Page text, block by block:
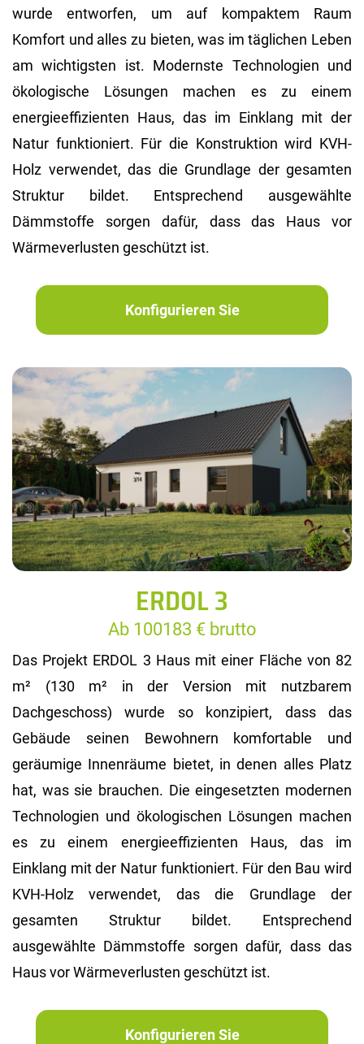
wurde entworfen, um auf kompaktem Raum
Komfort und alles zu bieten, was im täglichen Leben
am wichtigsten ist. Modernste Technologien und
ökologische Lösungen machen es zu einem
energieeffizienten Haus, das im Einklang mit der
Natur funktioniert. Für die Konstruktion wird KVH-
Holz verwendet, das die Grundlage der gesamten
Struktur bildet. Entsprechend ausgewählte
Dämmstoffe sorgen dafür, dass das Haus vor
Wärmeverlusten geschützt ist.
Konfigurieren Sie
ERDOL 3
Ab 100183 € brutto
Das Projekt ERDOL 3 Haus mit einer Fläche von 82
m² (130 m² in der Version mit nutzbarem
Dachgeschoss) wurde so konzipiert, dass das
Gebäude seinen Bewohnern komfortable und
geräumige Innenräume bietet, in denen alles Platz
hat, was sie brauchen. Die eingesetzten modernen
Technologien und ökologischen Lösungen machen
es zu einem energieeffizienten Haus, das im
Einklang mit der Natur funktioniert. Für den Bau wird
KVH-Holz verwendet, das die Grundlage der
gesamten Struktur bildet. Entsprechend
ausgewählte Dämmstoffe sorgen dafür, dass das
Haus vor Wärmeverlusten geschützt ist.
Konfigurieren Sie